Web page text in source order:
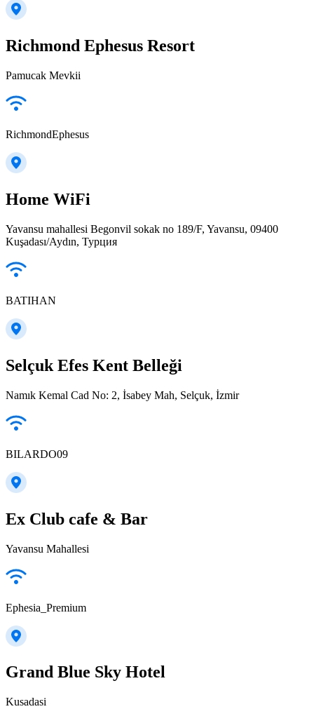
Richmond Ephesus Resort
Pamucak Mevkii
RichmondEphesus
Home WiFi
Yavansu mahallesi Begonvil sokak no 189/F, Yavansu, 09400
Kuşadası/Aydın, Турция
BATIHAN
Selçuk Efes Kent Belleği
Namık Kemal Cad No: 2, İsabey Mah, Selçuk, İzmir
BILARDO09
Ex Club cafe & Bar
Yavansu Mahallesi
Ephesia_Premium
Grand Blue Sky Hotel
Kusadasi